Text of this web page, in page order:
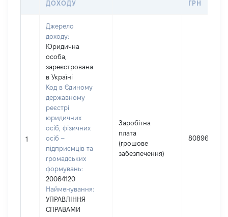
ДОХОДУ
ГРН
1
Джерело
доходу:
Юридична
особа,
зареєстрована
в Україні
Код в Єдиному
державному
реєстрі
юридичних
осіб, фізичних
осіб –
підприємців та
громадських
формувань:
20064120
Найменування:
УПРАВЛІННЯ
СПРАВАМИ
Заробітна
плата
(грошове
забезпечення)
808964